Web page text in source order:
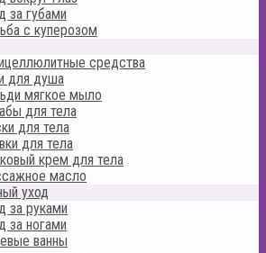
за губами
с куперозом
средства
для душа
мягкое мыло
для тела
для тела
для тела
крем для тела
масло
уход
за руками
за ногами
ванны